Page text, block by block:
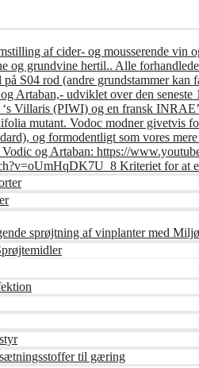
af cider- og mousserende vin
og grundvine hertil.. Alle
S04 rod (andre grundstammer
Artaban,- udviklet over den
Villaris (PIWI) og en fransk
mutant. Vodoc modner givetvis
og formodentligt som vores
Vodic og Artaban: https://
Kriteriet for at
sprøjtning af vinplanter med
til gæring